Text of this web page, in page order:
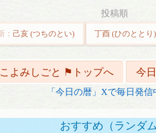
投稿順
丁酉 (ひのととり
己亥 (つちのとい)
こよみしごと ⚑トップへ 今
「今日の暦」Xで毎日発信
おすすめ（ランダム